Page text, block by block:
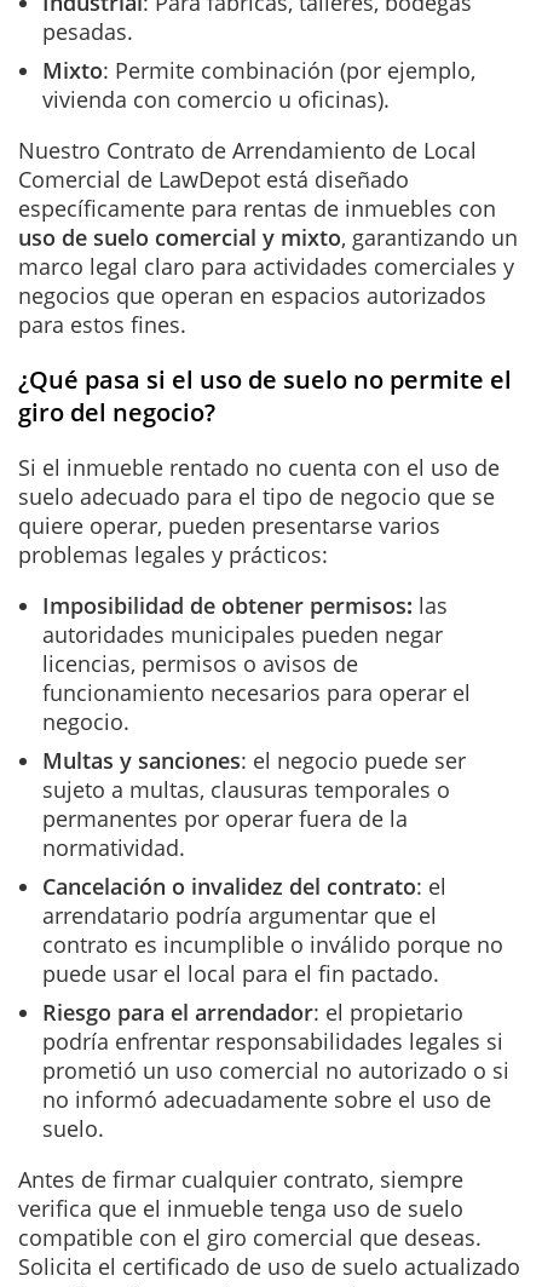
pesadas.
Mixto: Permite combinación (por ejemplo,
vivienda con comercio u oficinas).
Nuestro Contrato de Arrendamiento de Local
Comercial de LawDepot está diseñado
específicamente para rentas de inmuebles con
uso de suelo comercial y mixto, garantizando un
marco legal claro para actividades comerciales y
negocios que operan en espacios autorizados
para estos fines.
¿Qué pasa si el uso de suelo no permite el
giro del negocio?
Si el inmueble rentado no cuenta con el uso de
suelo adecuado para el tipo de negocio que se
quiere operar, pueden presentarse varios
problemas legales y prácticos:
Imposibilidad de obtener permisos: las
autoridades municipales pueden negar
licencias, permisos o avisos de
funcionamiento necesarios para operar el
negocio.
Multas y sanciones: el negocio puede ser
sujeto a multas, clausuras temporales o
permanentes por operar fuera de la
normatividad.
Cancelación o invalidez del contrato: el
arrendatario podría argumentar que el
contrato es incumplible o inválido porque no
puede usar el local para el fin pactado.
Riesgo para el arrendador: el propietario
podría enfrentar responsabilidades legales si
prometió un uso comercial no autorizado o si
no informó adecuadamente sobre el uso de
suelo.
Antes de firmar cualquier contrato, siempre
verifica que el inmueble tenga uso de suelo
compatible con el giro comercial que deseas.
Solicita el certificado de uso de suelo actualizado